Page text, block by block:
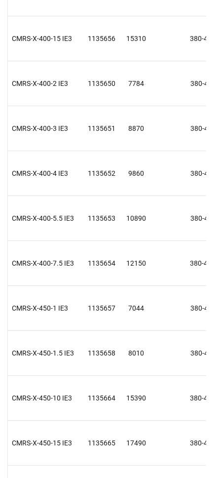
CMRS-X-400-15 IE3 1135656 15310 380-415
CMRS-X-400-2 IE3 1135650 7784 380-415
CMRS-X-400-3 IE3 1135651 8870 380-415
CMRS-X-400-4 IE3 1135652 9860 380-415
CMRS-X-400-5.5 IE3 1135653 10890 380-415
CMRS-X-400-7.5 IE3 1135654 12150 380-415
CMRS-X-450-1 IE3 1135657 7044 380-415
CMRS-X-450-1.5 IE3 1135658 8010 380-415
CMRS-X-450-10 IE3 1135664 15390 380-415
CMRS-X-450-15 IE3 1135665 17490 380-415